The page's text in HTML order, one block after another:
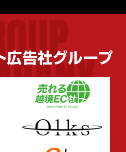
問
広告社グループ